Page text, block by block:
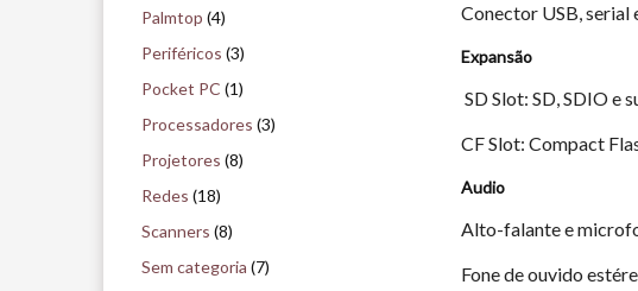
Conector USB, serial
Expansão
SD Slot: SD, SDIO e
CF Slot: Compact
Audio
Alto-falante e
Fone de ouvido
Palmtop (4)
Periféricos (3)
Pocket PC (1)
Processadores (3)
Projetores (8)
Redes (18)
Scanners (8)
Sem categoria (7)